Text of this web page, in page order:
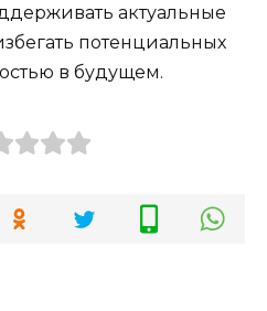
актуальные
потенциальных
в будущем.